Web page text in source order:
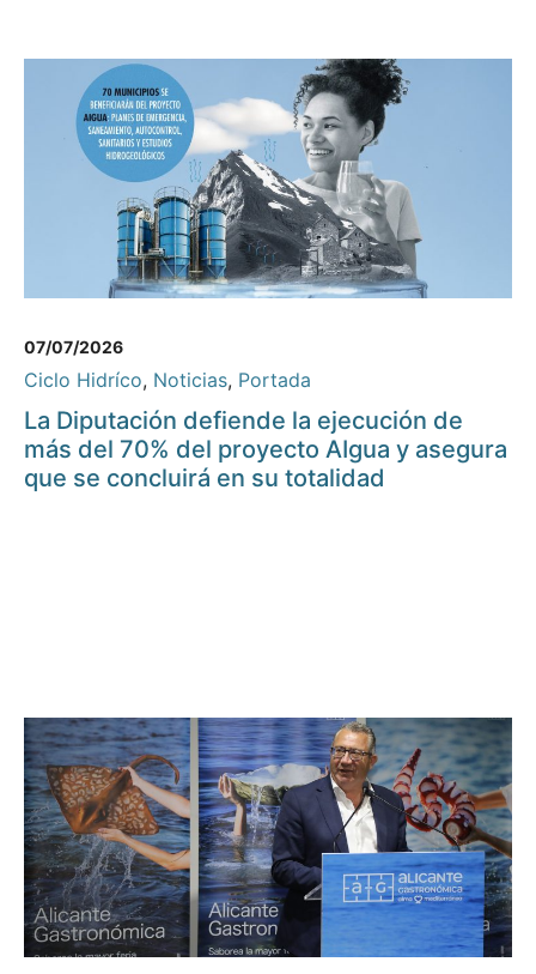
07/07/2026
Ciclo Hidríco, Noticias, Portada
La Diputación defiende la ejecución de
más del 70% del proyecto AIgua y asegura
que se concluirá en su totalidad